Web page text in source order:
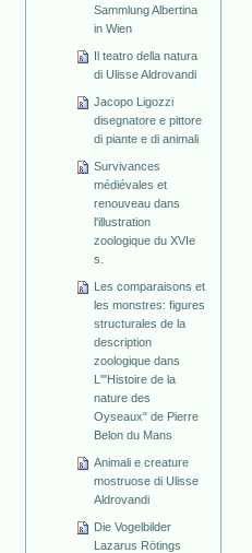
Sammlung Albertina
in Wien
Il teatro della natura
di Ulisse Aldrovandi
Jacopo Ligozzi
disegnatore e pittore
di piante e di animali
Survivances
médiévales et
renouveau dans
l'illustration
zoologique du XVIe
s.
Les comparaisons et
les monstres: figures
structurales de la
description
zoologique dans
L'"Histoire de la
nature des
Oyseaux" de Pierre
Belon du Mans
Animali e creature
mostruose di Ulisse
Aldrovandi
Die Vogelbilder
Lazarus Rötings